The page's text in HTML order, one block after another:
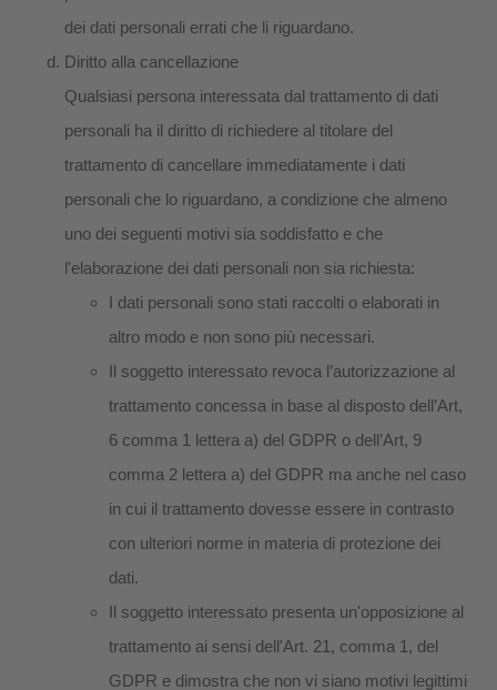
dei dati personali errati che li riguardano.
Diritto alla cancellazione
Qualsiasi persona interessata dal trattamento di dati
personali ha il diritto di richiedere al titolare del
trattamento di cancellare immediatamente i dati
personali che lo riguardano, a condizione che almeno
uno dei seguenti motivi sia soddisfatto e che
l'elaborazione dei dati personali non sia richiesta:
I dati personali sono stati raccolti o elaborati in
altro modo e non sono più necessari.
Il soggetto interessato revoca l’autorizzazione al
trattamento concessa in base al disposto dell’Art,
6 comma 1 lettera a) del GDPR o dell’Art, 9
comma 2 lettera a) del GDPR ma anche nel caso
in cui il trattamento dovesse essere in contrasto
con ulteriori norme in materia di protezione dei
dati.
Il soggetto interessato presenta un'opposizione al
trattamento ai sensi dell'Art. 21, comma 1, del
GDPR e dimostra che non vi siano motivi legittimi